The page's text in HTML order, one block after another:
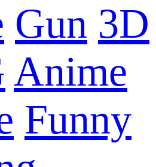
Gun 3D
Anime
Funny